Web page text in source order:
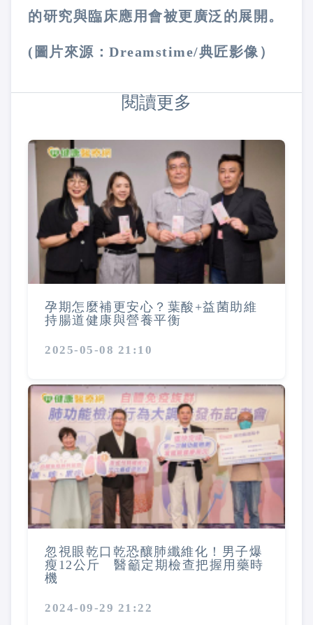
的研究與臨床應用會被更廣泛的展開。
(圖片來源：Dreamstime/典匠影像）
閱讀更多
孕期怎麼補更安心？葉酸+益菌助維
持腸道健康與營養平衡
2025-05-08 21:10
忽視眼乾口乾恐釀肺纖維化！男子爆
瘦12公斤 醫籲定期檢查把握用藥時
機
2024-09-29 21:22